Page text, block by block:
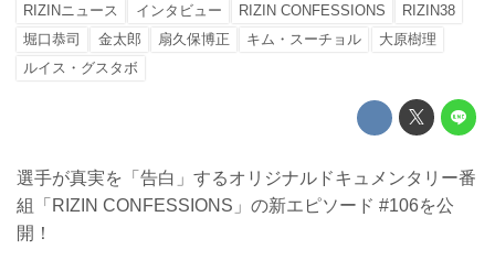
RIZINニュース インタビュー RIZIN CONFESSIONS
RIZIN38
堀口恭司
金太郎 扇久保博正 キム・スーチョル
大原樹理
ルイス・グスタボ
選手が真実を「告白」するオリジナルドキュメンタリー番
組「RIZIN CONFESSIONS」の新エピソード #106を公
開！